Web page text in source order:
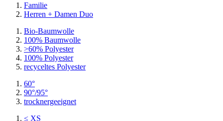
Familie
Herren + Damen Duo
Bio-Baumwolle
100% Baumwolle
>60% Polyester
100% Polyester
recyceltes Polyester
60°
90°/95°
trocknergeeignet
≤ XS